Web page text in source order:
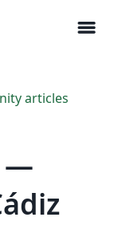
menu
articles
—